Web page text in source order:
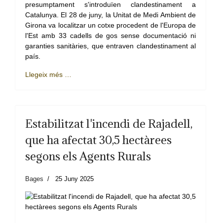
presumptament s'introduïen clandestinament a
Catalunya. El 28 de juny, la Unitat de Medi Ambient de
Girona va localitzar un cotxe procedent de l'Europa de
l'Est amb 33 cadells de gos sense documentació ni
garanties sanitàries, que entraven clandestinament al
país.
Llegeix més …
Estabilitzat l'incendi de Rajadell,
que ha afectat 30,5 hectàrees
segons els Agents Rurals
Bages 25 Juny 2025